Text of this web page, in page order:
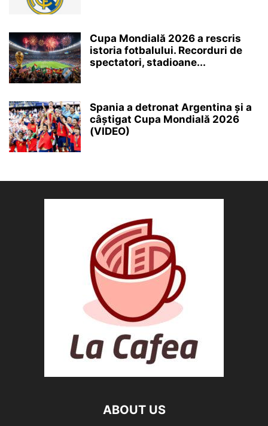
Cupa Mondială 2026 a rescris
istoria fotbalului. Recorduri de
spectatori, stadioane...
Spania a detronat Argentina și a
câștigat Cupa Mondială 2026
(VIDEO)
ABOUT US